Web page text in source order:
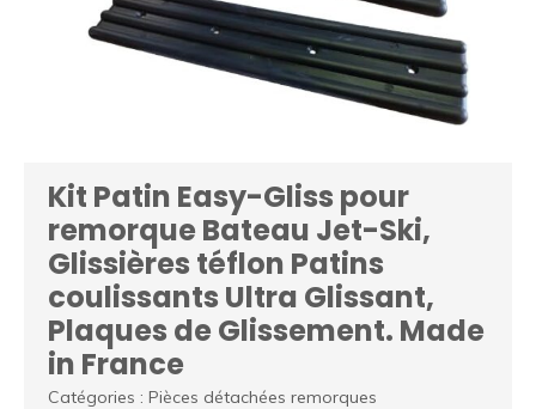
Kit Patin Easy-Gliss pour
remorque Bateau Jet-Ski,
Glissières téflon Patins
coulissants Ultra Glissant,
Plaques de Glissement. Made
in France
Catégories : Pièces détachées remorques